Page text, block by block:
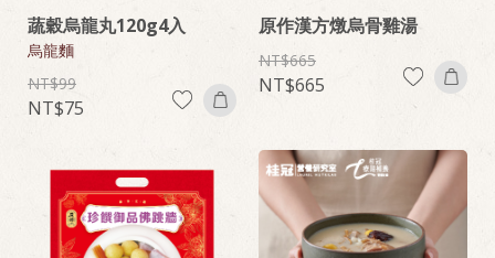
蔬穀烏龍丸120g4入
烏龍麵
99
75
原作漢方燉烏骨雞湯
665
665